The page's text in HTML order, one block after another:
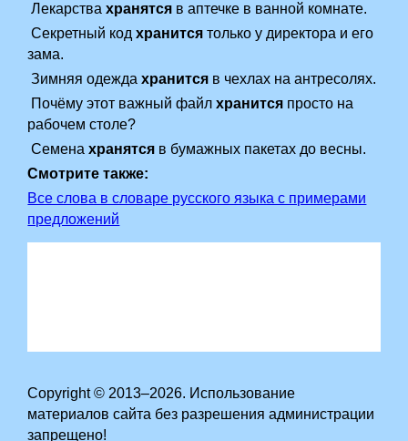
Лекарствахранятся в аптечке в ванной комнате.
Секретный кодхранится только у директора и его
зама.
Зимняя одеждахранится в чехлах на антресолях.
Почёмy этот важный файлхранится просто на
рабочем столе?
Семенахранятся в бумажных пакетах до весны.
Смотрите также:
Все слова в словаре русского языка с примерами
предложений
Copyright © 2013–2026. Использование
материалов сайта без разрешения администрации
запрещено!